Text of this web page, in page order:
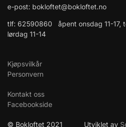
e-post: bokloftet@bokloftet.no
tlf: 62590860 åpent onsdag 11-17,
lørdag 11-14
Kjøpsvilkår
Personvern
Kontakt oss
Facebookside
© Bokloftet 2021 Utviklet av